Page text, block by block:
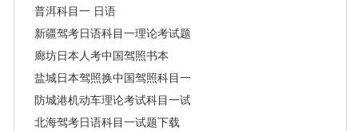
普洱科目一 日语
新疆驾考日语科目一理论考试题
廊坊日本人考中国驾照书本
盐城日本驾照换中国驾照科目一
防城港机动车理论考试科目一试题2026日语版
北海驾考日语科目一试题下载